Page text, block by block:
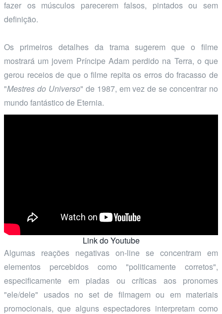
fazer os músculos parecerem falsos, pintados ou sem
definição.
Os primeiros detalhes da trama sugerem que o filme
mostrará um jovem Príncipe Adam perdido na Terra, o que
gerou receios de que o filme repita os erros do fracasso de
"Mestres do Universo" de 1987, em vez de se concentrar no
mundo fantástico de Eternia.
Link do Youtube
Algumas reações negativas on-line se concentram em
elementos percebidos como "politicamente corretos",
especificamente em piadas ou críticas aos pronomes
"ele/dele" usados no set de filmagem ou em materiais
promocionais, que alguns espectadores interpretam como